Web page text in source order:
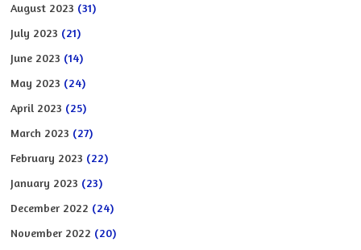
August 2023 (31)
July 2023 (21)
June 2023 (14)
May 2023 (24)
April 2023 (25)
March 2023 (27)
February 2023 (22)
January 2023 (23)
December 2022 (24)
November 2022 (20)